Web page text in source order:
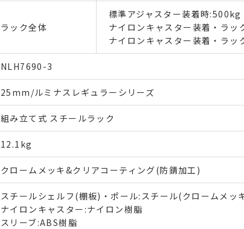
ラック全体
標準アジャスター装着時:500kg
ナイロンキャスター装着・ラ
ナイロンキャスター装着・ラ
NLH7690-3
25mm/ルミナスレギュラーシリーズ
組み立て式 スチールラック
12.1kg
クロームメッキ&クリアコーティング(防錆加工)
スチールシェルフ(棚板)・ポール:スチール(クロームメッ
ナイロンキャスター:ナイロン樹脂
スリーブ:ABS樹脂